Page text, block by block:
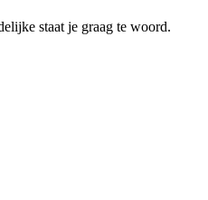
staat je graag te woord.